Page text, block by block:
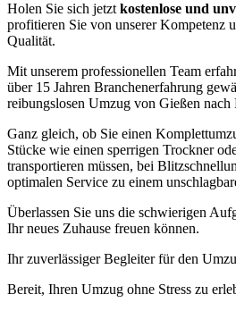
Holen Sie sich jetzt kostenlose und
profitieren Sie von unserer Kompetenz
Qualität.
Mit unserem professionellen Team
über 15 Jahren Branchenerfahrung
reibungslosen Umzug von Gießen nach
Ganz gleich, ob Sie einen
Stücke wie einen sperrigen Trockner
transportieren müssen, bei
optimalen Service zu einem
Überlassen Sie uns die schwierigen
Ihr neues Zuhause freuen können.
Ihr zuverlässiger Begleiter für den
Bereit, Ihren Umzug ohne Stress zu